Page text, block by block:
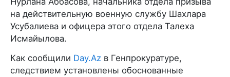
на действительную военную службу Шахлара
Усубалиева и офицера этого отдела Талеха
Исмайылова.
Как сообщили Day.Az в Генпрокуратуре,
следствием установлены обоснованные